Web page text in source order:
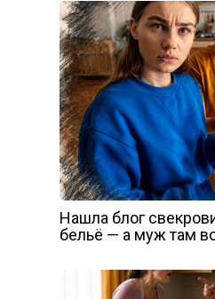
Нашла блог
бельё — а муж там